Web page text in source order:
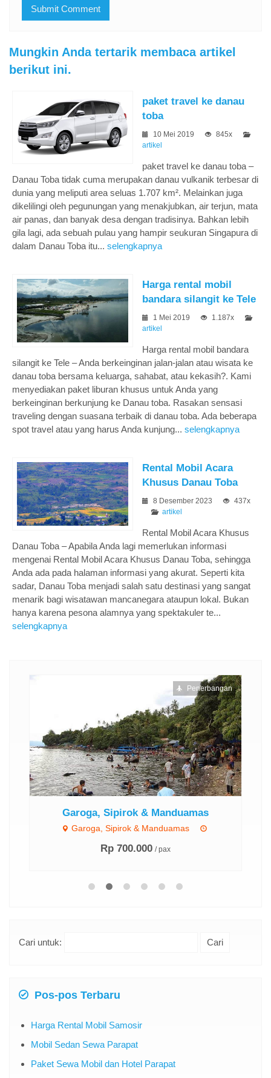
Mungkin Anda tertarik membaca artikel
berikut ini.
paket travel ke danau
toba
10 Mei 2019
845x
artikel
paket travel ke danau toba –
Danau Toba tidak cuma merupakan danau vulkanik terbesar di
dunia yang meliputi area seluas 1.707 km². Melainkan juga
dikelilingi oleh pegunungan yang menakjubkan, air terjun, mata
air panas, dan banyak desa dengan tradisinya. Bahkan lebih
gila lagi, ada sebuah pulau yang hampir seukuran Singapura di
dalam Danau Toba itu... selengkapnya
Harga rental mobil
bandara silangit ke Tele
1 Mei 2019
1.187x
artikel
Harga rental mobil bandara
silangit ke Tele – Anda berkeinginan jalan-jalan atau wisata ke
danau toba bersama keluarga, sahabat, atau kekasih?. Kami
menyediakan paket liburan khusus untuk Anda yang
berkeinginan berkunjung ke Danau toba. Rasakan sensasi
traveling dengan suasana terbaik di danau toba. Ada beberapa
spot travel atau yang harus Anda kunjung... selengkapnya
Rental Mobil Acara
Khusus Danau Toba
8 Desember 2023
437x
artikel
Rental Mobil Acara Khusus
Danau Toba – Apabila Anda lagi memerlukan informasi
mengenai Rental Mobil Acara Khusus Danau Toba, sehingga
Anda ada pada halaman informasi yang akurat. Seperti kita
sadar, Danau Toba menjadi salah satu destinasi yang sangat
menarik bagi wisatawan mancanegara ataupun lokal. Bukan
hanya karena pesona alamnya yang spektakuler te...
selengkapnya
Garoga, Sipirok & Manduamas
Garoga, Sipirok & Manduamas
Rp 700.000 / pax
Penerbangan
Cari untuk:
Pos-pos Terbaru
Harga Rental Mobil Samosir
Mobil Sedan Sewa Parapat
Paket Sewa Mobil dan Hotel Parapat